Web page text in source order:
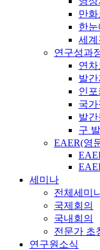
만화
한눈
세계
연구성과
연차
발
인포
국
발간
구
EAER(영
세미나
전체세미
국제회의
국내회의
전문가 초
연구원소식